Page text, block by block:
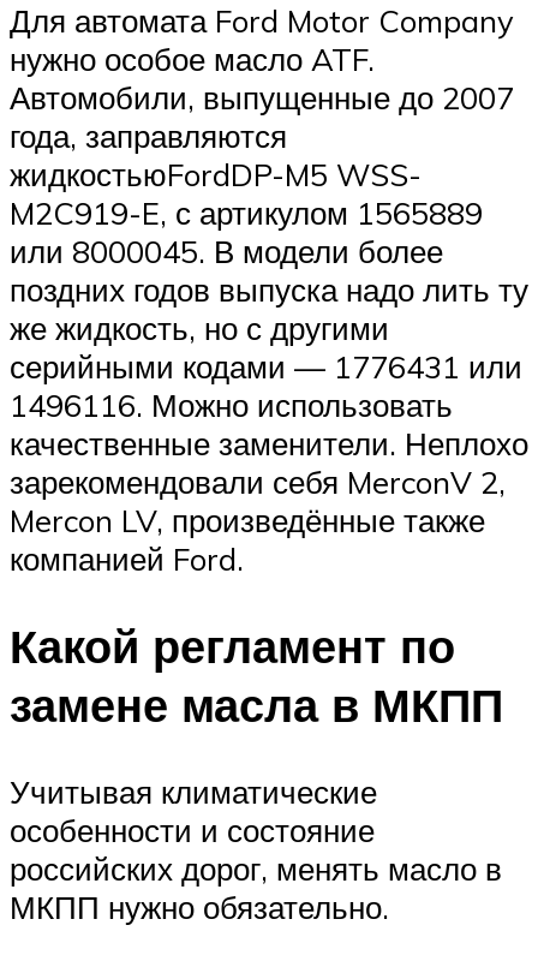
Для автомата Ford Motor Company
нужно особое масло ATF.
Автомобили, выпущенные до 2007
года, заправляются
жидкостьюFordDP-M5 WSS-
M2C919-E, с артикулом 1565889
или 8000045. В модели более
поздних годов выпуска надо лить ту
же жидкость, но с другими
серийными кодами — 1776431 или
1496116. Можно использовать
качественные заменители. Неплохо
зарекомендовали себя MerconV 2,
Mercon LV, произведённые также
компанией Ford.
Какой регламент по
замене масла в МКПП
Учитывая климатические
особенности и состояние
российских дорог, менять масло в
МКПП нужно обязательно.